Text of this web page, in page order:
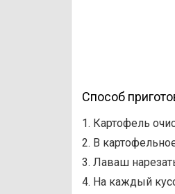
Способ
1. Картофель
2. В
3. Лаваш
4. На каждый